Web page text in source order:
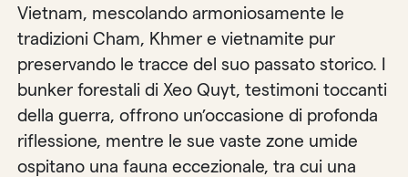
Vietnam, mescolando armoniosamente le
tradizioni Cham, Khmer e vietnamite pur
preservando le tracce del suo passato storico. I
bunker forestali di Xeo Quyt, testimoni toccanti
della guerra, offrono un’occasione di profonda
riflessione, mentre le sue vaste zone umide
ospitano una fauna eccezionale, tra cui una